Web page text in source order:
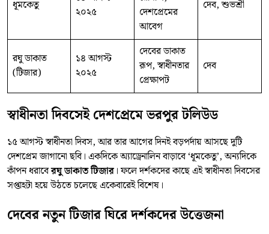
ধূমকেতু
২০২৫
দেশপ্রেমের
আবেগ
দেব, শুভশ্রী
রঘু ডাকাত
(টিজার)
১৪ আগস্ট
২০২৫
দেবের ডাকাত
রূপ, স্বাধীনতার
প্রেক্ষাপট
দেব
স্বাধীনতা দিবসেই দেশপ্রেমে ভরপুর টলিউড
১৫ আগস্ট স্বাধীনতা দিবস, আর তার আগের দিনই বড়পর্দায় আসছে দুটি
দেশপ্রেম জাগানো ছবি। একদিকে অ্যাড্রেনালিন বাড়াবে ‘ধূমকেতু’, অন্যদিকে
কাঁপন ধরাবেরঘু ডাকাত টিজার। ফলে দর্শকদের কাছে এই স্বাধীনতা দিবসের
সপ্তাহটা হয়ে উঠতে চলেছে একেবারেই বিশেষ।
দেবের নতুন টিজার ঘিরে দর্শকদের উত্তেজনা